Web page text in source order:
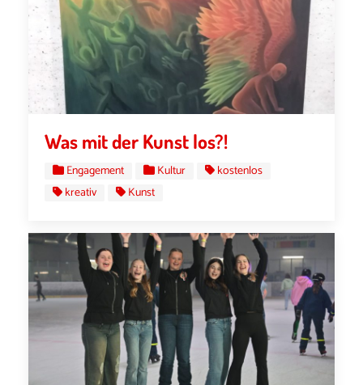
Was mit der Kunst los?!
Engagement Kultur
kostenlos
kreativ
Kunst